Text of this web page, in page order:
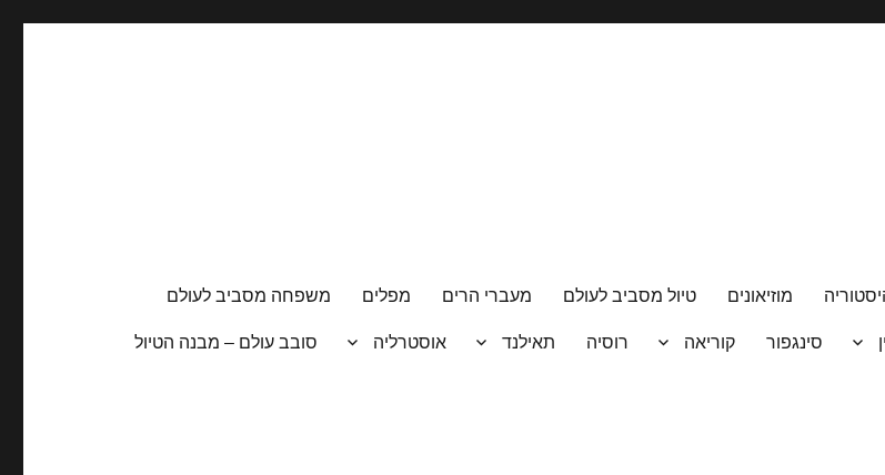
מוזיאונים טיול מסביב לעולם מעברי הרים מפלים משפחה מסביב לעולם
סינגפור קוריאה רוסיה תאילנד אוסטרליה סובב עולם – מבנה הטיול